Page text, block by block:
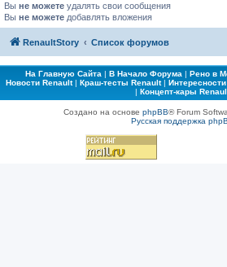
Вы не можете удалять свои сообщения
Вы не можете добавлять вложения
RenaultStory Список форумов
На Главную Сайта | В Начало Форума | Рено в
Новости Renault| Краш-тесты Renault|
| Концепт-кары
Создано на основе phpBB® Forum
Русская поддержка